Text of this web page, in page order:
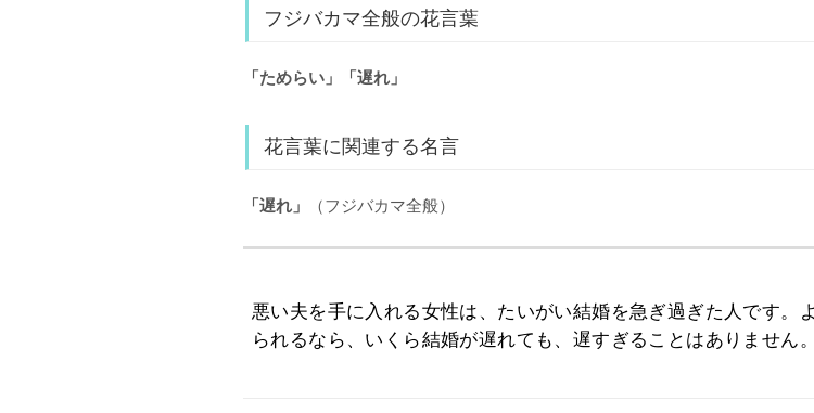
フジバカマ全般の花言葉
「ためらい」「遅れ」
花言葉に関連する名言
「遅れ」 （フジバカマ全般）
悪い夫を手に入れる女性は、たいがい結婚を急ぎ過ぎた人です。
られるなら、いくら結婚が遅れても、遅すぎることはありません。